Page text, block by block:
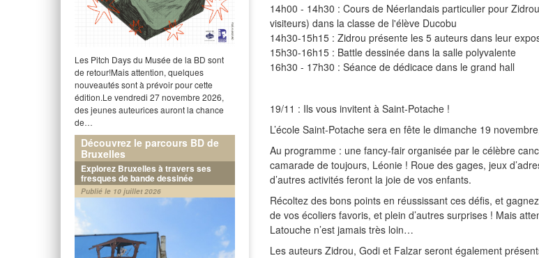
Les Pitch Days du Musée de la BD sont
de retour!Mais attention, quelques
nouveautés sont à prévoir pour cette
édition.Le vendredi 27 novembre 2026,
des jeunes auteurices auront la chance
de…
Découvrez le parcours BD de
Bruxelles
Explorez Bruxelles à travers ses
fresques de bande dessinée
Publié le 10 juillet 2026
14h00 - 14h30 : Cours de Néerlandais particulier pour
visiteurs) dans la classe de l'élève Ducobu
14h30-15h15 : Zidrou présente les 5 auteurs dans leur
15h30-16h15 : Battle dessinée dans la salle polyvalente
16h30 - 17h30 : Séance de dédicace dans le grand hall
19/11 : Ils vous invitent à Saint-Potache !
L’école Saint-Potache sera en fête le dimanche 19
Au programme : une fancy-fair organisée par le célèbre
camarade de toujours, Léonie ! Roue des gages, jeux
d’autres activités feront la joie de vos enfants.
Récoltez des bons points en réussissant ces défis, et
de vos écoliers favoris, et plein d’autres surprises ! Mais
Latouche n’est jamais très loin…
Les auteurs Zidrou, Godi et Falzar seront également